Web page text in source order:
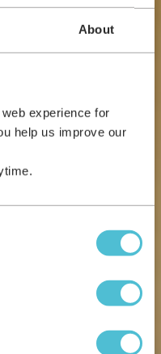
About
experience for
help us improve our